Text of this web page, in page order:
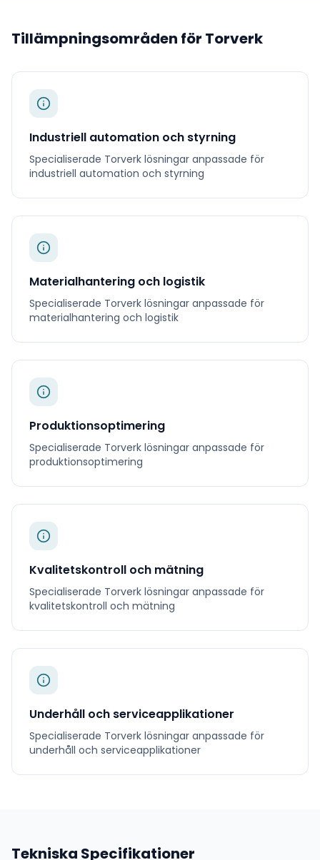
Tillämpningsområden för Torverk
Industriell automation och styrning
Specialiserade Torverk lösningar anpassade för
industriell automation och styrning
Materialhantering och logistik
Specialiserade Torverk lösningar anpassade för
materialhantering och logistik
Produktionsoptimering
Specialiserade Torverk lösningar anpassade för
produktionsoptimering
Kvalitetskontroll och mätning
Specialiserade Torverk lösningar anpassade för
kvalitetskontroll och mätning
Underhåll och serviceapplikationer
Specialiserade Torverk lösningar anpassade för
underhåll och serviceapplikationer
Tekniska Specifikationer